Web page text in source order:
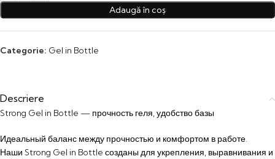
Adaugă în coș
Categorie: Gel in Bottle
Descriere
Strong Gel in Bottle — прочность геля, удобство базы
Идеальный баланс между прочностью и комфортом в работе.
Наши Strong Gel in Bottle созданы для укрепления, выравнивания и